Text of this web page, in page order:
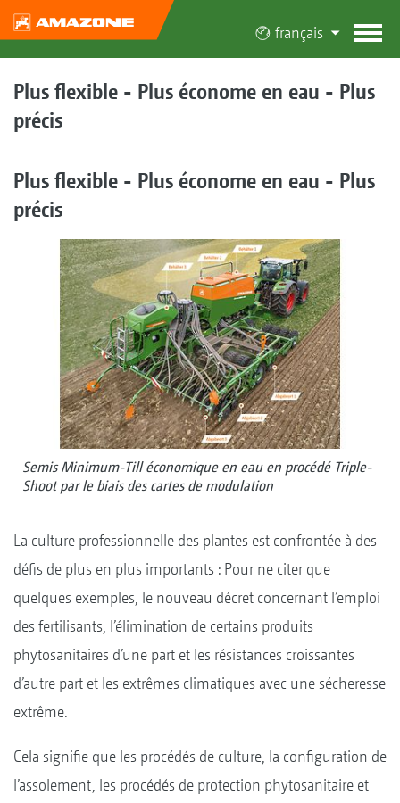
français
Plus flexible - Plus économe en eau - Plus
précis
Plus flexible - Plus économe en eau - Plus
précis
Semis Minimum-Till économique en eau en procédé Triple-
Shoot par le biais des cartes de modulation
La culture professionnelle des plantes est confrontée à des
défis de plus en plus importants : Pour ne citer que
quelques exemples, le nouveau décret concernant l’emploi
des fertilisants, l’élimination de certains produits
phytosanitaires d’une part et les résistances croissantes
d’autre part et les extrêmes climatiques avec une sécheresse
extrême.
Cela signifie que les procédés de culture, la configuration de
l’assolement, les procédés de protection phytosanitaire et